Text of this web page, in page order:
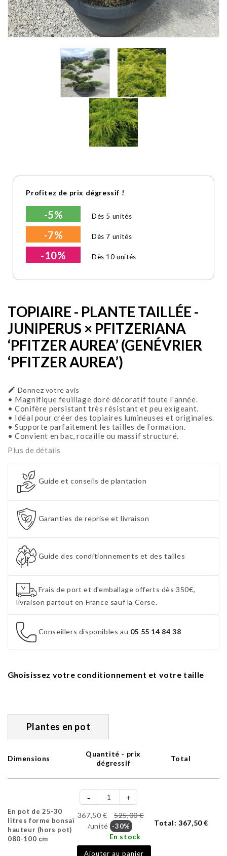
Profitez de prix dégressif !
-5% Dès 5 unités
-7% Dès 7 unités
-10% Dès 10 unités
TOPIAIRE - PLANTE TAILLÉE -
JUNIPERUS × PFITZERIANA
‘PFITZER AUREA’ (GENÉVRIER
‘PFITZER AUREA’)
 Donnez votre avis
• Magnifique feuillage doré décoratif toute l'année.
• Conifère persistant très résistant et peu exigeant.
• Idéal pour créer des topiaires lumineuses et originales.
• Supporte parfaitement les tailles de formation.
• Convient en bac, rocaille ou massif structuré.
Plus de détails
Guide et conseils de plantation
Garanties de reprise et livraison
Guide des conditionnements et des tailles
Frais de port et d'emballage offerts dès 350€,
livraison partout en France sauf la Corse.
Conseillers disponibles au 05 55 14 84 38
Choisissez votre conditionnement et votre taille
Plantes en pot
Dimensions
Quantité - prix
dégressif
Total
En pot de 25-30
litres forme bonsaï
hauteur (hors pot)
080-100 cm
367,50 €
525,00 €
/unité -30%
En stock
Ajouter au panier
Total:367,50 €